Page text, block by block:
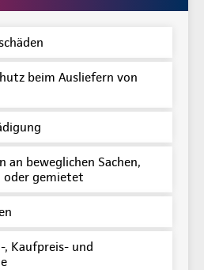
beim Ausliefern von
an beweglichen Sachen,
oder gemietet
, Kaufpreis- und